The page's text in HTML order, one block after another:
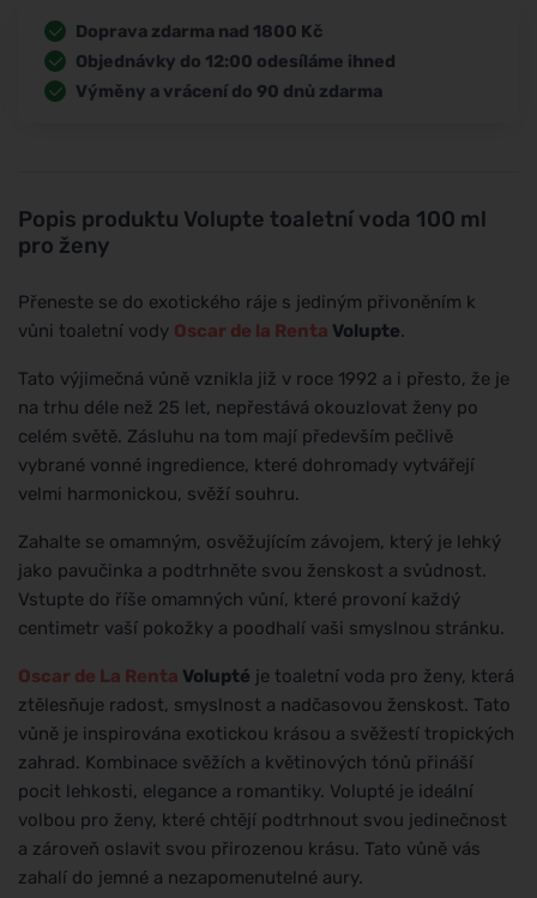
Popis produktu Volupte toaletní voda 100 ml
pro ženy
Přeneste se do exotického ráje s jediným přivoněním k
vůni toaletní vody Oscar de la Renta Volupte.
Tato výjimečná vůně vznikla již v roce 1992 a i přesto, že je
na trhu déle než 25 let, nepřestává okouzlovat ženy po
celém světě. Zásluhu na tom mají především pečlivě
vybrané vonné ingredience, které dohromady vytvářejí
velmi harmonickou, svěží souhru.
Zahalte se omamným, osvěžujícím závojem, který je lehký
jako pavučinka a podtrhněte svou ženskost a svůdnost.
Vstupte do říše omamných vůní, které provoní každý
centimetr vaší pokožky a poodhalí vaši smyslnou stránku.
Oscar de La Renta Volupté je toaletní voda pro ženy, která
ztělesňuje radost, smyslnost a nadčasovou ženskost. Tato
vůně je inspirována exotickou krásou a svěžestí tropických
zahrad. Kombinace svěžích a květinových tónů přináší
pocit lehkosti, elegance a romantiky. Volupté je ideální
volbou pro ženy, které chtějí podtrhnout svou jedinečnost
a zároveň oslavit svou přirozenou krásu. Tato vůně vás
zahalí do jemné a nezapomenutelné aury.
Doprava zdarma nad 1800 Kč
Objednávky do 12:00 odesíláme ihned
Výměny a vrácení do 90 dnů zdarma